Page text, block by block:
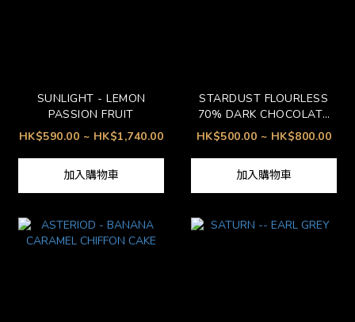
SUNLIGHT - LEMON
PASSION FRUIT
HK$590.00 ~ HK$1,740.00
加入購物車
STARDUST FLOURLESS
70% DARK CHOCOLATE
CAKE
HK$500.00 ~ HK$800.00
加入購物車